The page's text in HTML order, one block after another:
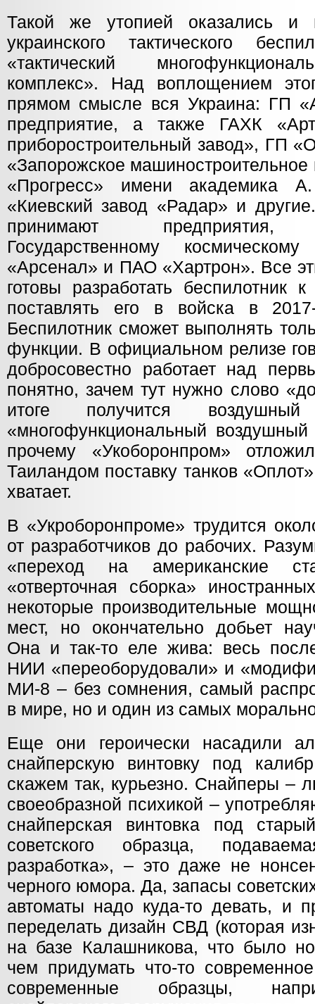
Такой же утопией оказались и
украинского тактического
«тактический
комплекс». Над воплощением
прямом смысле вся Украина: ГП
предприятие, а также ГАХК
приборостроительный завод», ГП
«Запорожское машиностроительное
«Прогресс» имени академика
«Киевский завод «Радар» и
принимают предприятия,
Государственному
«Арсенал» и ПАО «Хартрон». Все
готовы разработать беспилотник
поставлять его в войска в
Беспилотник сможет выполнять
функции. В официальном релизе
добросовестно работает над
понятно, зачем тут нужно слово
итоге получится
«многофункциональный
прочему «Укоборонпром»
Таиландом поставку танков
хватает.
В «Укроборонпроме» трудится
от разработчиков до рабочих.
«переход на американские
«отверточная сборка»
некоторые производительные
мест, но окончательно добьет
Она и так-то еле жива: весь
НИИ «переоборудовали» и
МИ-8 – без сомнения, самый
в мире, но и один из самых
Еще они героически насадили
снайперскую винтовку под
скажем так, курьезно. Снайперы –
своеобразной психикой –
снайперская винтовка под
советского образца,
разработка», – это даже не
черного юмора. Да, запасы
автоматы надо куда-то девать, и
переделать дизайн СВД (которая
на базе Калашникова, что было
чем придумать что-то
современные образцы,